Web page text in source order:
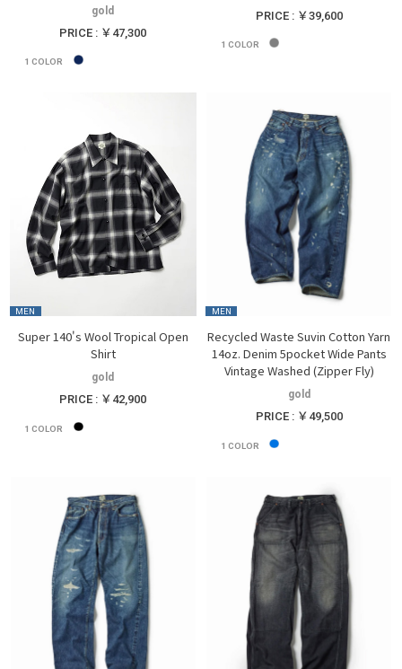
gold
PRICE : ￥47,300
1 COLOR
PRICE : ￥39,600
1 COLOR
MEN
Super 140's Wool Tropical Open
Shirt
gold
PRICE : ￥42,900
1 COLOR
MEN
Recycled Waste Suvin Cotton Yarn
14oz. Denim 5pocket Wide Pants
Vintage Washed (Zipper Fly)
gold
PRICE : ￥49,500
1 COLOR